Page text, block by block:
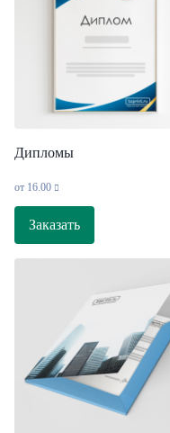
Дипломы
от 16.00
Заказать